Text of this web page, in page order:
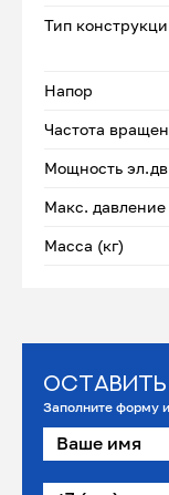
Тип
Напор
Частота
Мощность
Макс. давление
Масса (кг)
Оставить
Заполните форму